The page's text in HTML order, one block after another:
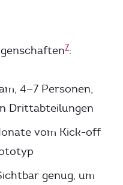
7:
4—7 Personen,
Drittabteilungen
vom Kick-off
genug, um